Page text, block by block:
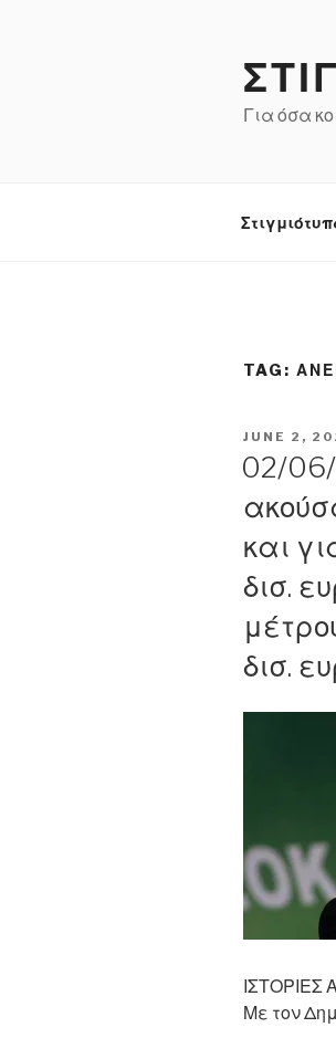
Για όσα
TAG:
POSTED
JUNE 2,
02/06/
και
δισ.
δισ.
ΙΣΤΟΡΙΕΣ
Με τον